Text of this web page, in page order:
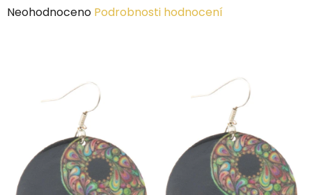
Průměrné
hvězdiček.
Neohodnoceno Podrobnosti hodnocení